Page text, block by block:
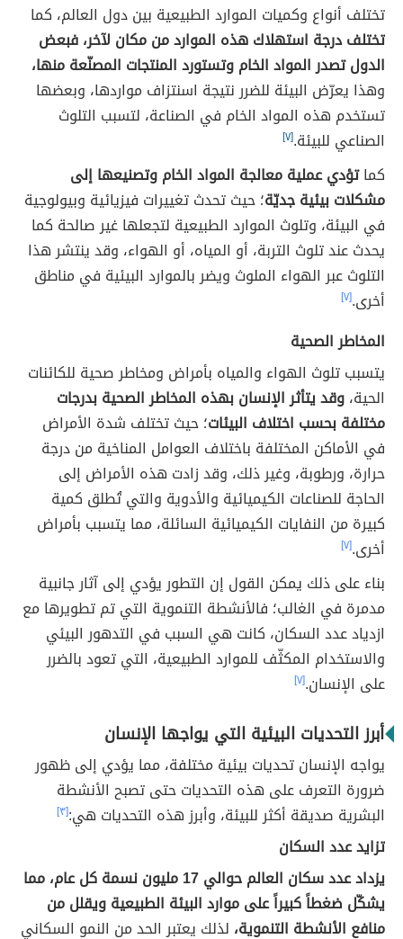
تختلف أنواع وكميات الموارد الطبيعية بين دول العالم، كما
تختلف درجة استهلاك هذه الموارد من مكان لآخر، فبعض
الدول تصدر المواد الخام وتستورد المنتجات المصنّعة منها،
وهذا يعرّض البيئة للضرر نتيجة اسنتزاف مواردها، وبعضها
تستخدم هذه المواد الخام في الصناعة، لتسبب التلوث
الصناعي للبيئة.[٧]
كماتؤدي عملية معالجة المواد الخام وتصنيعها إلى
مشكلات بيئية جديّة؛ حيث تحدث تغييرات فيزيائية وبيولوجية
في البيئة، وتلوث الموارد الطبيعية لتجعلها غير صالحة كما
يحدث عند تلوث التربة، أو المياه، أو الهواء، وقد ينتشر هذا
التلوث عبر الهواء الملوث ويضر بالموارد البيئية في مناطق
أخرى.[٧]
المخاطر الصحية
يتسبب تلوث الهواء والمياه بأمراض ومخاطر صحية للكائنات
الحية،وقد يتأثر الإنسان بهذه المخاطر الصحية بدرجات
مختلفة بحسب اختلاف البيئات؛ حيث تختلف شدة الأمراض
في الأماكن المختلفة باختلاف العوامل المناخية من درجة
حرارة، ورطوبة، وغير ذلك، وقد زادت هذه الأمراض إلى
الحاجة للصناعات الكيميائية والأدوية والتي تُطلق كمية
كبيرة من النفايات الكيميائية السائلة، مما يتسبب بأمراض
أخرى.[٧]
بناء على ذلك يمكن القول إن التطور يؤدي إلى آثار جانبية
مدمرة في الغالب؛ فالأنشطة التنموية التي تم تطويرها مع
ازدياد عدد السكان، كانت هي السبب في التدهور البيئي
والاستخدام المكثّف للموارد الطبيعية، التي تعود بالضرر
على الإنسان.[٧]
أبرز التحديات البيئية التي يواجها الإنسان
يواجه الإنسان تحديات بيئية مختلفة، مما يؤدي إلى ظهور
ضرورة التعرف على هذه التحديات حتى تصبح الأنشطة
البشرية صديقة أكثر للبيئة، وأبرز هذه التحديات هي:[٣]
تزايد عدد السكان
يزداد عدد سكان العالم حوالي 17 مليون نسمة كل عام، مما
يشكّل ضغطاً كبيراً على موارد البيئة الطبيعية ويقلل من
منافع الأنشطة التنموية، لذلك يعتبر الحد من النمو السكاني